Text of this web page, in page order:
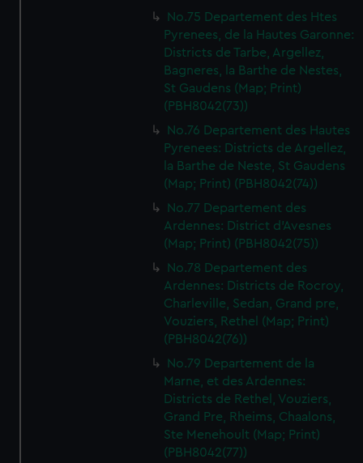
No.75 Departement des Htes
Pyrenees, de la Hautes Garonne:
Districts de Tarbe, Argellez,
Bagneres, la Barthe de Nestes,
St Gaudens (Map; Print)
(PBH8042(73))
No.76 Departement des Hautes
Pyrenees: Districts de Argellez,
la Barthe de Neste, St Gaudens
(Map; Print) (PBH8042(74))
No.77 Departement des
Ardennes: District d'Avesnes
(Map; Print) (PBH8042(75))
No.78 Departement des
Ardennes: Districts de Rocroy,
Charleville, Sedan, Grand pre,
Vouziers, Rethel (Map; Print)
(PBH8042(76))
No.79 Departement de la
Marne, et des Ardennes:
Districts de Rethel, Vouziers,
Grand Pre, Rheims, Chaalons,
Ste Menehoult (Map; Print)
(PBH8042(77))